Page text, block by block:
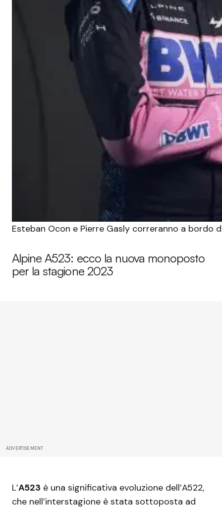
Esteban Ocon e Pierre Gasly correranno a bordo
Alpine A523: ecco la nuova monoposto
per la stagione 2023
ADVERTISEMENT
L’A523 è una significativa evoluzione dell’A522,
che nell’interstagione è stata sottoposta ad